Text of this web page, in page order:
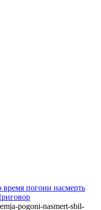
время погони насмерть
pogoni-nasmert-sbil-